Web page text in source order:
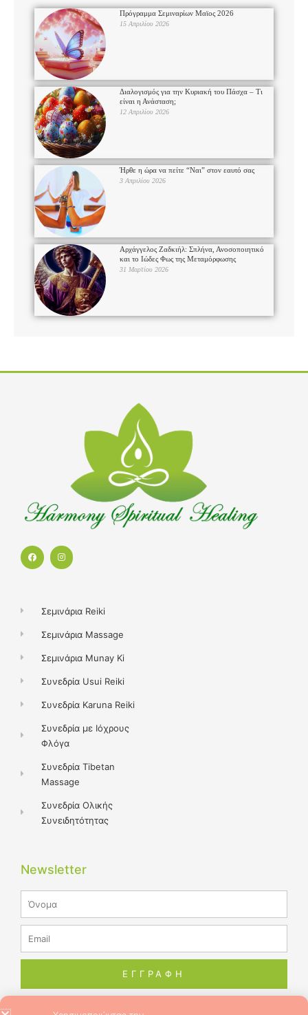
Πρόγραμμα Σεμιναρίων Μαϊος 2026
15 Απριλίου 2026
Διαλογισμός για την Κυριακή του Πάσχα – Τι
είναι η Ανάσταση;
12 Απριλίου 2026
Ήρθε η ώρα να πείτε “Ναι” στον εαυτό σας
3 Απριλίου 2026
Αρχάγγελος Ζαδκιήλ: Σπλήνα, Ανοσοποιητικό
και το Ιώδες Φως της Μεταμόρφωσης
31 Μαρτίου 2026
F
a
I
n
m
Σεμινάρια Reiki
Σεμινάρια Massage
Σεμινάρια Munay Ki
Συνεδρία Usui Reiki
Συνεδρία Karuna Reiki
Συνεδρία με Ιόχρους
Φλόγα
Συνεδρία Tibetan
Massage
Συνεδρία Ολικής
Συνειδητότητας
Newsletter
ΕΓΓΡΑΦΗ